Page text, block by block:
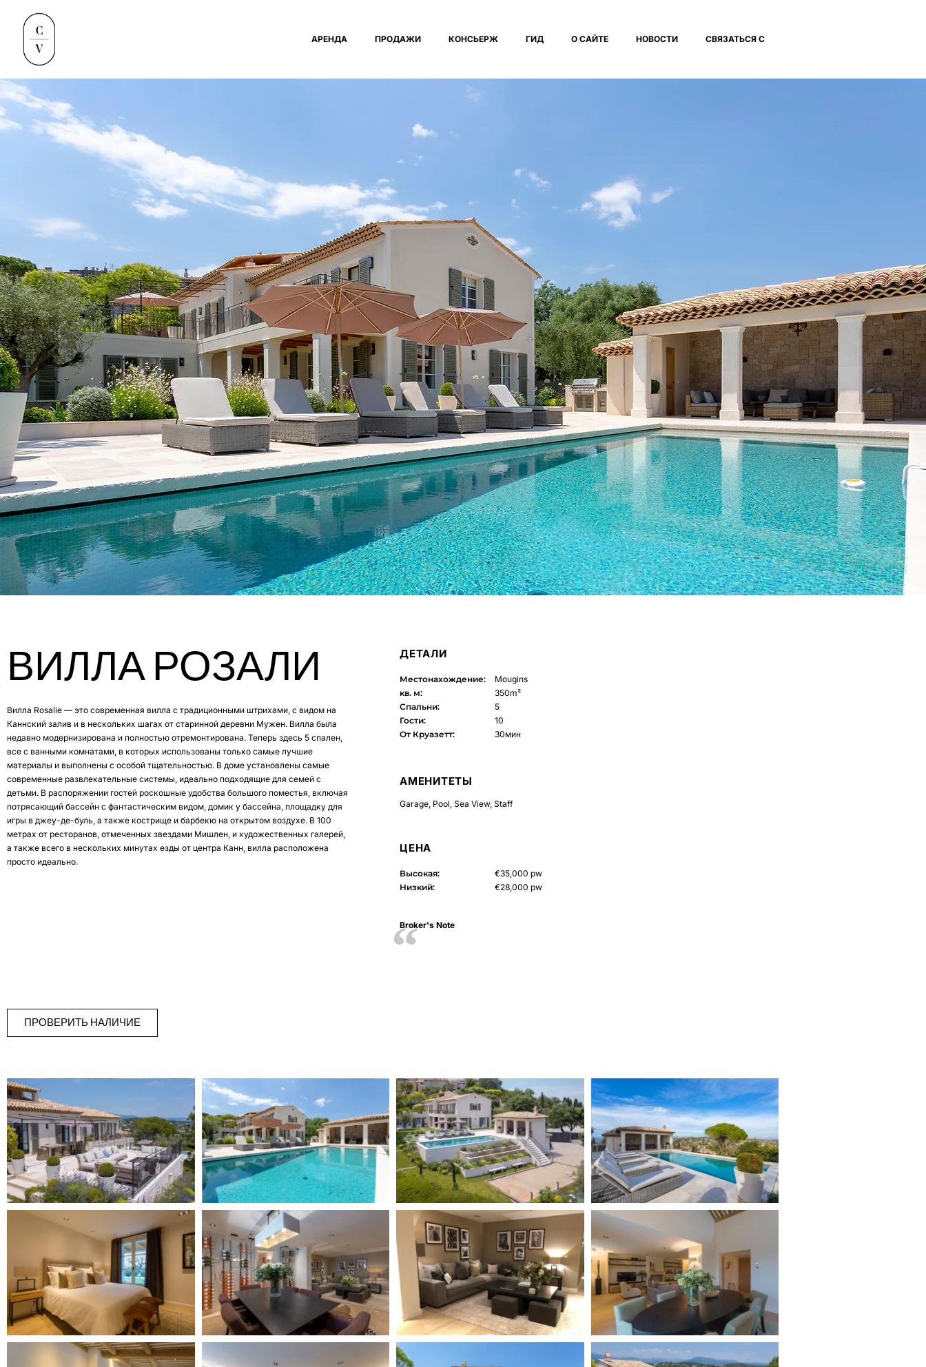
АРЕНДА ПРОДАЖИ КОНСЬЕРЖ ГИД О САЙТЕ НОВОСТИ СВЯЗАТЬСЯ С
ВИЛЛА РОЗАЛИ
Вилла Rosalie — это современная вилла с традиционными штрихами, с видом на
Каннский залив и в нескольких шагах от старинной деревни Мужен. Вилла была
недавно модернизирована и полностью отремонтирована. Теперь здесь 5 спален,
все с ванными комнатами, в которых использованы только самые лучшие
материалы и выполнены с особой тщательностью. В доме установлены самые
современные развлекательные системы, идеально подходящие для семей с
детьми. В распоряжении гостей роскошные удобства большого поместья, включая
потрясающий бассейн с фантастическим видом, домик у бассейна, площадку для
игры в джеу-де-буль, а также кострище и барбекю на открытом воздухе. В 100
метрах от ресторанов, отмеченных звездами Мишлен, и художественных галерей,
а также всего в нескольких минутах езды от центра Канн, вилла расположена
просто идеально.
ДЕТАЛИ
Местонахождение:
Mougins
кв. м:
350m²
Спальни:
5
Гости:
10
От Круазетт:
30мин
АМЕНИТЕТЫ
Garage, Pool, Sea View, Staff
ЦЕНА
Высокая:
€35,000 pw
Низкий:
€28,000 pw
Broker's Note
ПРОВЕРИТЬ НАЛИЧИЕ